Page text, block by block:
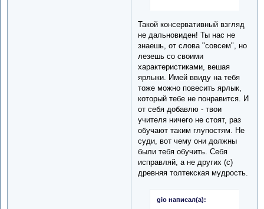
Такой консервативный взгляд
не дальновиден! Ты нас не
знаешь, от слова "совсем", но
лезешь со своими
характеристиками, вешая
ярлыки. Имей ввиду на тебя
тоже можно повесить ярлык,
который тебе не понравится. И
от себя добавлю - твои
учителя ничего не стоят, раз
обучают таким глупостям. Не
суди, вот чему они должны
были тебя обучить. Себя
исправляй, а не других (с)
древняя толтекская мудрость.
gio написал(а):